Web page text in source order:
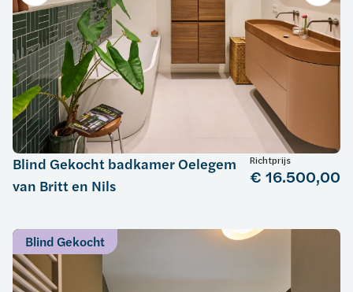
Blind Gekocht badkamer Oelegem
van Britt en Nils
Richtprijs
€ 16.500,00
Blind Gekocht